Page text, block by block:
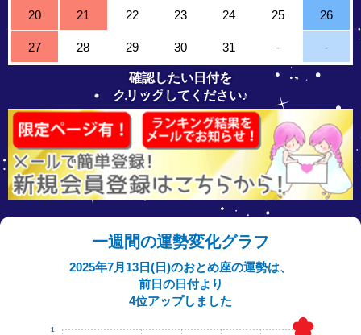
20 21 22 23 24 25 26
27 28 29 30 31 - -
確認したい日付を
クリックしてください♪
一週間の運勢変化グラフ
2025年7月13日(日)のおとめ座の運勢は、
前日の日付より
4位アップしました
1